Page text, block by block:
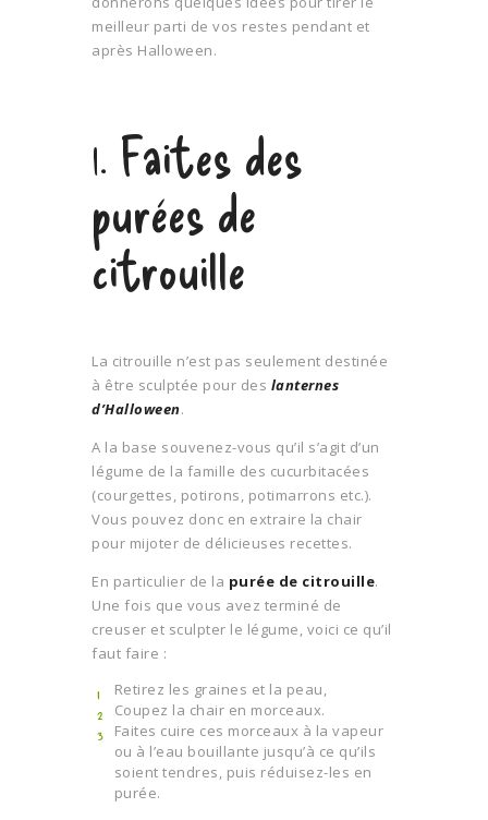
meilleur parti de vos restes pendant et
après Halloween.
1. Faites des
purées de
citrouille
La citrouille n’est pas seulement destinée
à être sculptée pour des lanternes
d’Halloween.
A la base souvenez-vous qu’il s’agit d’un
légume de la famille des cucurbitacées
(courgettes, potirons, potimarrons etc.).
Vous pouvez donc en extraire la chair
pour mijoter de délicieuses recettes.
En particulier de la purée de citrouille.
Une fois que vous avez terminé de
creuser et sculpter le légume, voici ce qu’il
faut faire :
Retirez les graines et la peau,
Coupez la chair en morceaux.
Faites cuire ces morceaux à la vapeur
ou à l’eau bouillante jusqu’à ce qu’ils
soient tendres, puis réduisez-les en
purée.